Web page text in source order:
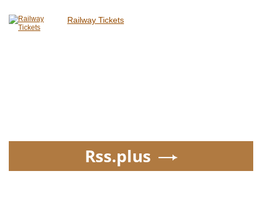
Railway Tickets
Rss.plus